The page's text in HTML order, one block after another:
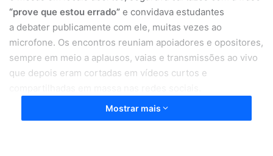
“prove que estou errado” e convidava estudantes
a debater publicamente com ele, muitas vezes ao
microfone. Os encontros reuniam apoiadores e opositores,
sempre em meio a aplausos, vaias e transmissões ao vivo
que depois eram cortadas em vídeos curtos e
As bandeiras defendidas por Kirk incluíam a proibição total
Mostrar mais